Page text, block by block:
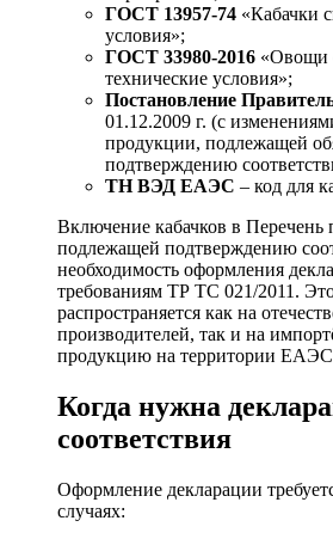
ГОСТ 13957-74 «Кабачки
условия»;
ГОСТ 33980-2016 «Овощи
технические условия»;
Постановление
01.12.2009 г. (с
продукции, подлежащей
подтверждению
ТН ВЭД ЕАЭС – код для
Включение кабачков в Перечень
подлежащей подтверждению
необходимость оформления
требованиям ТР ТС 021/2011.
распространяется как на
производителей, так и на
продукцию на территории
Когда нужна
соответствия
Оформление декларации
случаях: